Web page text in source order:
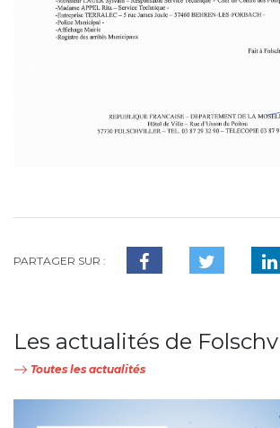
PARTAGER SUR :
Les actualités de
Toutes les actualités